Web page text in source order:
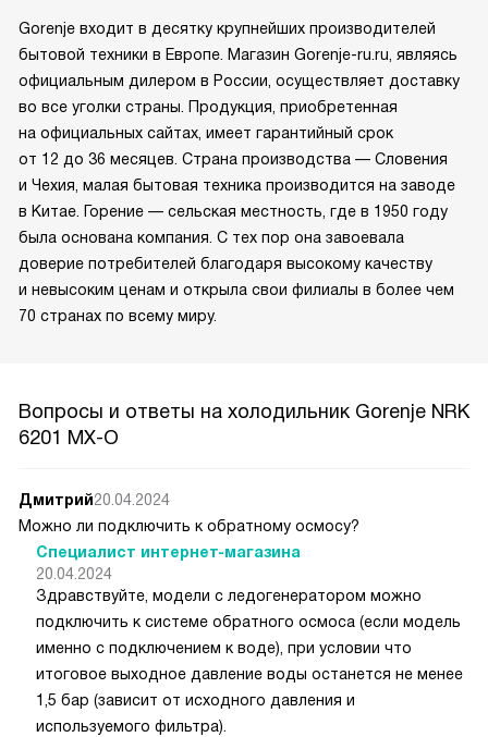
Gorenje входит в десятку крупнейших производителей
бытовой техники в Европе. Магазин Gorenje-ru.ru, являясь
официальным дилером в России, осуществляет доставку
во все уголки страны. Продукция, приобретенная
на официальных сайтах, имеет гарантийный срок
от 12 до 36 месяцев. Страна производства — Словения
и Чехия, малая бытовая техника производится на заводе
в Китае. Горение — сельская местность, где в 1950 году
была основана компания. С тех пор она завоевала
доверие потребителей благодаря высокому качеству
и невысоким ценам и открыла свои филиалы в более чем
70 странах по всему миру.
Вопросы и ответы на холодильник Gorenje NRK
6201 MX-O
Дмитрий20.04.2024
Можно ли подключить к обратному осмосу?
Специалист интернет-магазина
20.04.2024
Здравствуйте, модели с ледогенератором можно
подключить к системе обратного осмоса (если модель
именно с подключением к воде), при условии что
итоговое выходное давление воды останется не менее
1,5 бар (зависит от исходного давления и
используемого фильтра).